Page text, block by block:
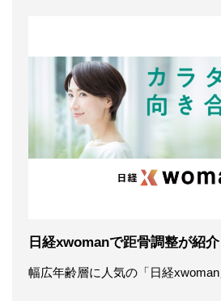
日経xwomanで距骨調整が紹介